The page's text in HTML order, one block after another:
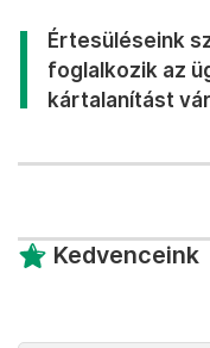
Értesüléseink
foglalkozik az
kártalanítást
Kedvenceink